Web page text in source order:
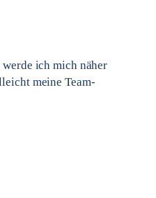
ich mich näher
meine Team-